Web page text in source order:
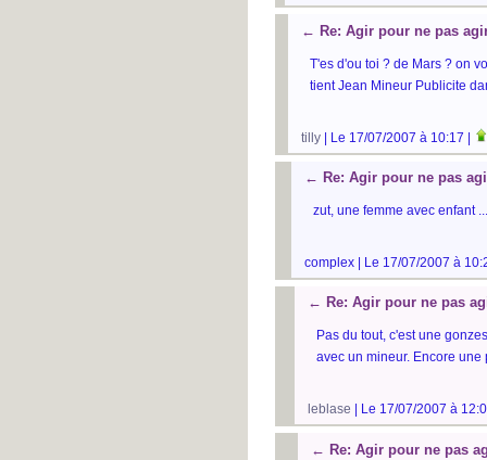
← Re: Agir pour ne pas
T'es d'ou toi ? de Mars ? on
tient Jean Mineur Publicite
tilly | Le 17/07/2007 à 10:17 |
← Re: Agir pour ne pas
zut, une femme avec enfant ...
complex | Le 17/07/2007 à
← Re: Agir pour ne pas
Pas du tout, c'est une
avec un mineur. Encore
leblase | Le 17/07/2007 à
← Re: Agir pour ne pas